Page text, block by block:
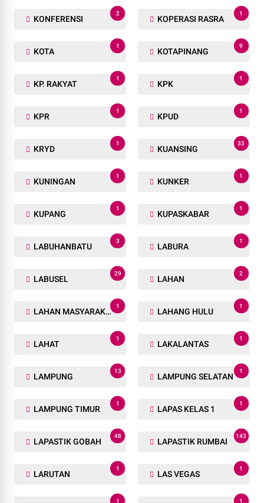
KERINCI KANAN
1
KERITANG
2
5
KETAHANAN PANGAN
15
1 1
1
KNPI
2
21
KODIM 0314
2
KODIM 0314/INHIL
3
KOMITMEN
1
KONFERENSI
2
KOPERASI RASRA
1
KOTA
1
KOTAPINANG
9
KP. RAKYAT
1 1
1 1
1 33
KUNINGAN
1
KUNKER
1
KUPANG
1
KUPASKABAR
1
LABUHANBATU
3
LABURA
1
LABUSEL
29
LAHAN
2